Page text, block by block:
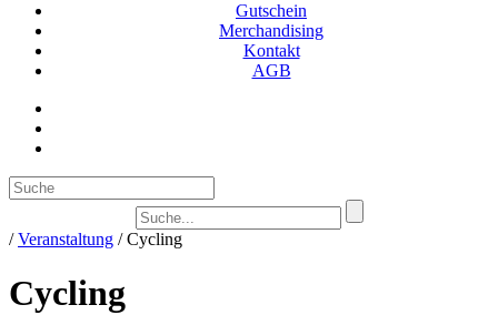
Gutschein
Merchandising
Kontakt
AGB
/Veranstaltung /Cycling
Cycling